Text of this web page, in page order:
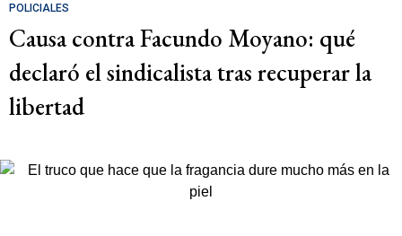
POLICIALES
Causa contra Facundo Moyano: qué
declaró el sindicalista tras recuperar la
libertad